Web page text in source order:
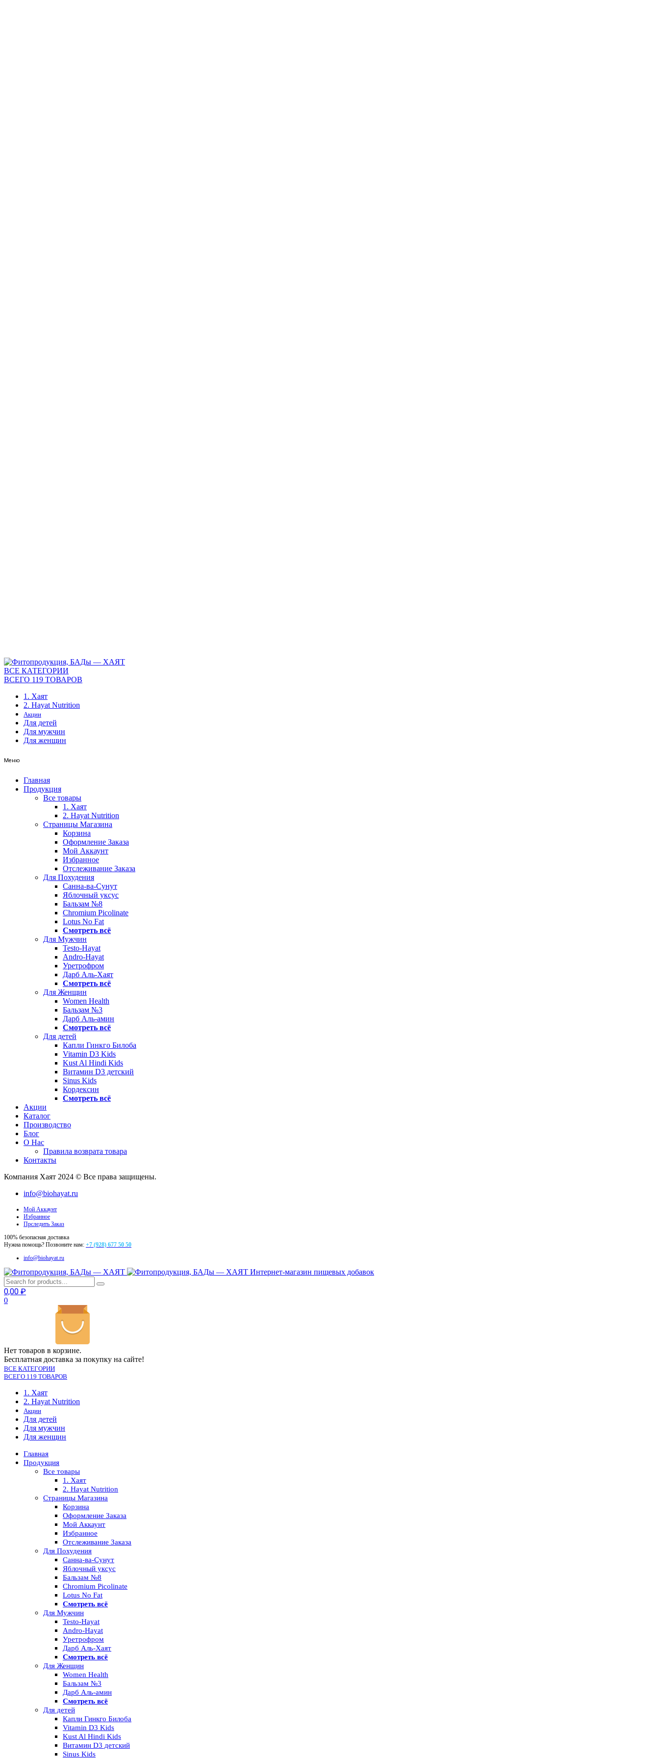
ВСЕ КАТЕГОРИИ
ВСЕГО 119 ТОВАРОВ
1. Хаят
2. Hayat Nutrition
Акции
Для детей
Для мужчин
Для женщин
Меню
Главная
Продукция
Все товары
1. Хаят
2. Hayat Nutrition
Страницы Магазина
Корзина
Оформление Заказа
Мой Аккаунт
Избранное
Отслеживание Заказа
Для Похудения
Санна-ва-Сунут
Яблочный уксус
Бальзам №8
Chromium Picolinate
Lotus No Fat
Смотреть всё
Для Мужчин
Testo-Hayat
Andro-Hayat
Уретрофром
Дарб Аль-Хаят
Смотреть всё
Для Женщин
Women Health
Бальзам №3
Дарб Аль-амин
Смотреть всё
Для детей
Капли Гинкго Билоба
Vitamin D3 Kids
Kust Al Hindi Kids
Витамин D3 детский
Sinus Kids
Кордексин
Смотреть всё
Акции
Каталог
Производство
Блог
О Нас
Правила возврата товара
Контакты
Компания Хаят 2024 © Все права защищены.
info@biohayat.ru
Мой Аккаунт
Избранное
Прследить Заказ
100% безопасная доставка
Нужна помощь? Позвоните нам: +7 (928) 677 50 50
info@biohayat.ru
Интернет-магазин пищевых добавок
0,00 ₽
0
Нет товаров в корзине.
Бесплатная доставка за покупку на сайте!
ВСЕ КАТЕГОРИИ
ВСЕГО 119 ТОВАРОВ
1. Хаят
2. Hayat Nutrition
Акции
Для детей
Для мужчин
Для женщин
Главная
Продукция
Все товары
1. Хаят
2. Hayat Nutrition
Страницы Магазина
Корзина
Оформление Заказа
Мой Аккаунт
Избранное
Отслеживание Заказа
Для Похудения
Санна-ва-Сунут
Яблочный уксус
Бальзам №8
Chromium Picolinate
Lotus No Fat
Смотреть всё
Для Мужчин
Testo-Hayat
Andro-Hayat
Уретрофром
Дарб Аль-Хаят
Смотреть всё
Для Женщин
Women Health
Бальзам №3
Дарб Аль-амин
Смотреть всё
Для детей
Капли Гинкго Билоба
Vitamin D3 Kids
Kust Al Hindi Kids
Витамин D3 детский
Sinus Kids